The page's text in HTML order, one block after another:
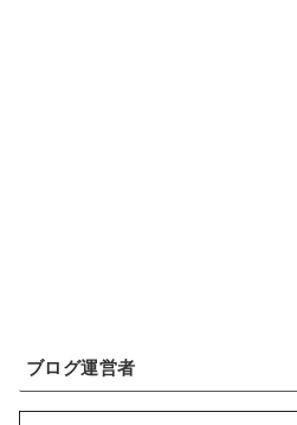
ブログ運営者